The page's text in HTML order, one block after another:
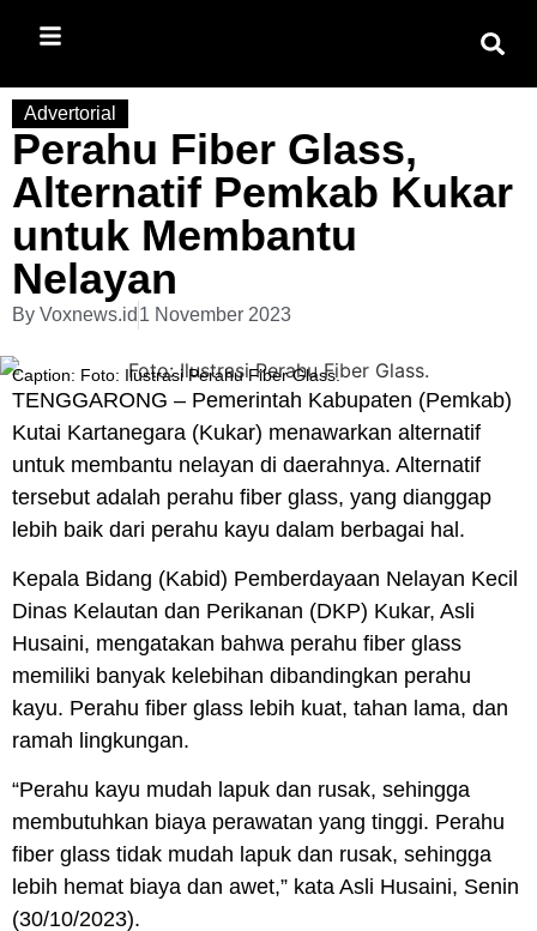
Advertorial
Perahu Fiber Glass,
Alternatif Pemkab Kukar
untuk Membantu
Nelayan
By Voxnews.id 1 November 2023
Caption: Foto: Ilustrasi Perahu Fiber Glass.
TENGGARONG – Pemerintah Kabupaten (Pemkab)
Kutai Kartanegara (Kukar) menawarkan alternatif
untuk membantu nelayan di daerahnya. Alternatif
tersebut adalah perahu fiber glass, yang dianggap
lebih baik dari perahu kayu dalam berbagai hal.
Kepala Bidang (Kabid) Pemberdayaan Nelayan Kecil
Dinas Kelautan dan Perikanan (DKP) Kukar, Asli
Husaini, mengatakan bahwa perahu fiber glass
memiliki banyak kelebihan dibandingkan perahu
kayu. Perahu fiber glass lebih kuat, tahan lama, dan
ramah lingkungan.
“Perahu kayu mudah lapuk dan rusak, sehingga
membutuhkan biaya perawatan yang tinggi. Perahu
fiber glass tidak mudah lapuk dan rusak, sehingga
lebih hemat biaya dan awet,” kata Asli Husaini, Senin
(30/10/2023).